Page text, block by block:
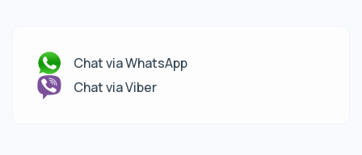
Chat via WhatsApp
Chat via Viber